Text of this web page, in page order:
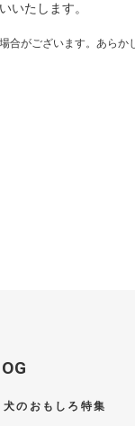
いたします。
がございます。あらか
犬のおもしろ特集